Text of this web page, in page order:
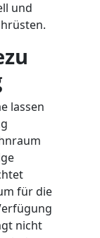
und
lassen
für die
nicht